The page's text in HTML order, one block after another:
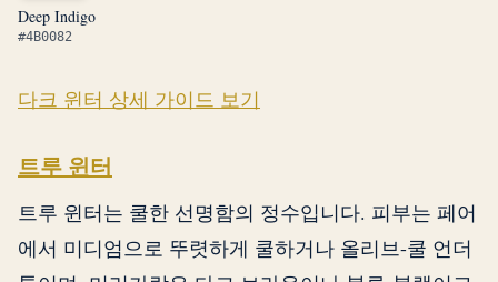
Deep Indigo
#4B0082
다크 윈터 상세 가이드 보기
트루 윈터
트루 윈터는 쿨한 선명함의 정수입니다. 피부는 페어
에서 미디엄으로 뚜렷하게 쿨하거나 올리브-쿨 언더